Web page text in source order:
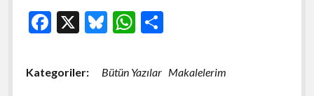
F
e
X Bl
es
W
at
S
ar
Kategoriler: Bütün Yazılar Makalelerim